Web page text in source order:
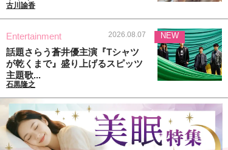
古川諭香
Entertainment 2026.08.07
話題さらう蒼井優主演『Tシャツ
が乾くまで』盛り上げるスピッツ
主題歌...
石黒隆之
NEW